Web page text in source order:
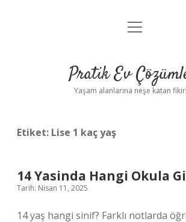
Anasayfa
Yasal Uyarı
menüyü
Pratik Ev
Yaşam alanlarına neşe katan
Etiket: Lise 1 kaç yaş
14 Yasinda Hangi Okula
Tarih: Nisan 11, 2025
14 yaş hangi sinif? Farklı notlarda